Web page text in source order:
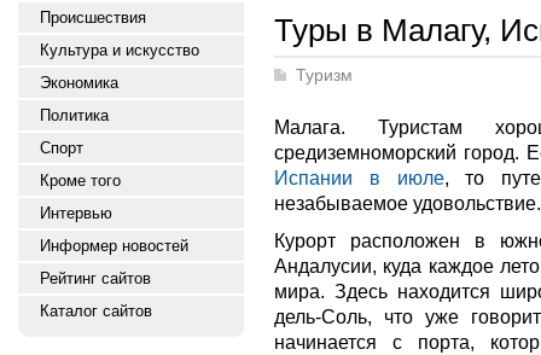
Происшествия
Культура и искусство
Экономика
Политика
Спорт
Кроме того
Интервью
Информер новостей
Рейтинг сайтов
Каталог сайтов
Туры в Малагу,
Туризм
Малага. Туристам
средиземноморский город.
Испании в июле, то
незабываемое удовольствие.
Курорт расположен в
Андалусии, куда каждое
мира. Здесь находится
дель-Соль, что уже
начинается с порта,